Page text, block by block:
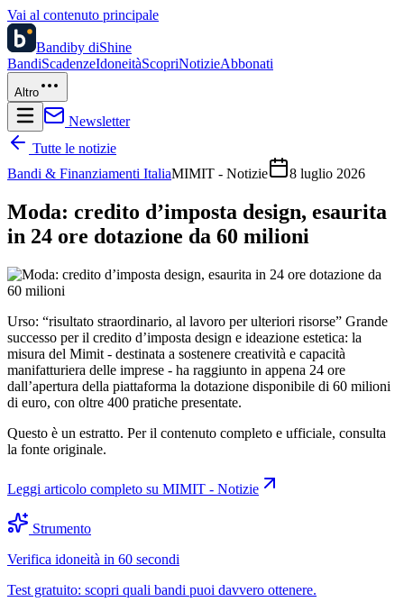
Vai al contenuto principale
Bandiby diShine
BandiScadenzeIdoneitàScopriNotizieAbbonati
Altro
Newsletter
Tutte le notizie
Bandi & Finanziamenti ItaliaMIMIT - Notizie 8 luglio 2026
Moda: credito d’imposta design, esaurita
in 24 ore dotazione da 60 milioni
Urso: “risultato straordinario, al lavoro per ulteriori risorse” Grande
successo per il credito d’imposta design e ideazione estetica: la
misura del Mimit - destinata a sostenere creatività e capacità
manifatturiera delle imprese - ha raggiunto in appena 24 ore
dall’apertura della piattaforma la dotazione disponibile di 60 milioni
di euro, con oltre 400 pratiche presentate.
Questo è un estratto. Per il contenuto completo e ufficiale, consulta
la fonte originale.
Leggi articolo completo su MIMIT - Notizie
Strumento
Verifica idoneità in 60 secondi
Test gratuito: scopri quali bandi puoi davvero ottenere.